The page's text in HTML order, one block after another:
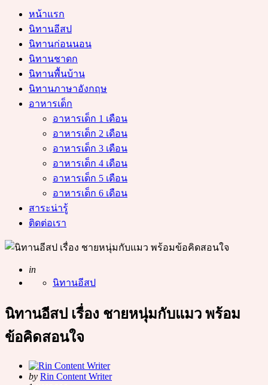
หน้าแรก
นิทานอีสป
นิทานก่อนนอน
นิทานชาดก
นิทานพื้นบ้าน
นิทานภาษาอังกฤษ
อาหารเด็ก
อาหารเด็ก 1 เดือน
อาหารเด็ก 2 เดือน
อาหารเด็ก 3 เดือน
อาหารเด็ก 4 เดือน
อาหารเด็ก 5 เดือน
อาหารเด็ก 6 เดือน
สาระน่ารู้
ติดต่อเรา
Posted
in
นิทานอีสป
นิทานอีสป เรื่อง ชายหนุ่มกับแมว พร้อม
ข้อคิดสอนใจ
Posted
by Rin Content Writer